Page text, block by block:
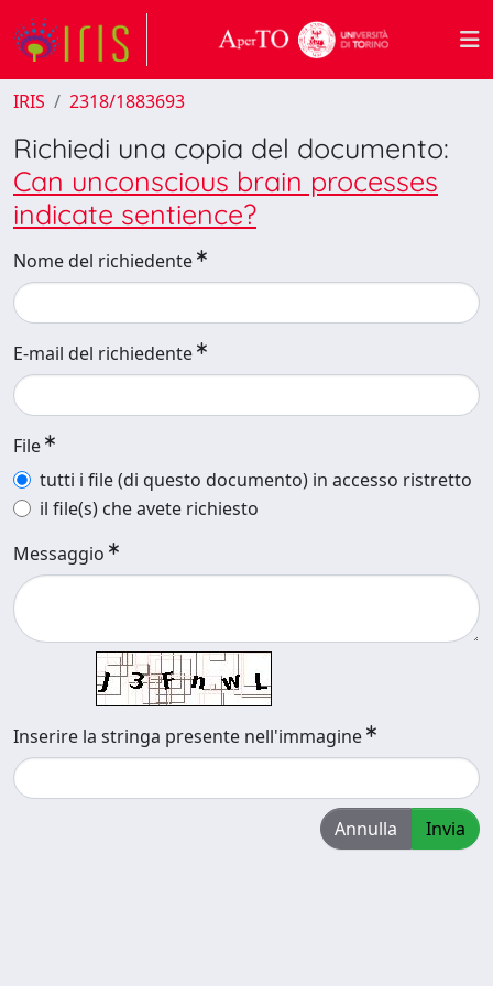
IRIS 2318/1883693
Richiedi una copia del documento:
Can unconscious brain processes
indicate sentience?
Nome del richiedente
E-mail del richiedente
File
tutti i file (di questo documento) in accesso ristretto
il file(s) che avete richiesto
Messaggio
Inserire la stringa presente nell'immagine
Annulla Invia